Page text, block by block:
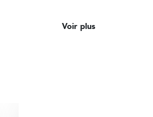
Voir plus